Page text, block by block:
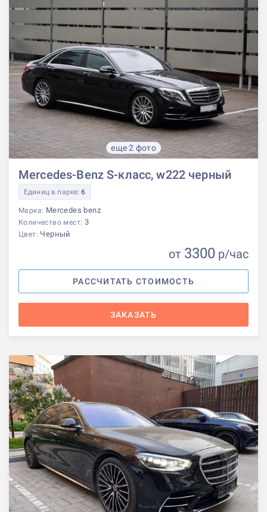
еще 2 фото
Mercedes-Benz S-класс, w222 черный
Единиц в парке:6
Марка: Mercedes benz
Количество мест: 3
Цвет: Черный
от 3300 р/час
РАССЧИТАТЬ СТОИМОСТЬ
ЗАКАЗАТЬ